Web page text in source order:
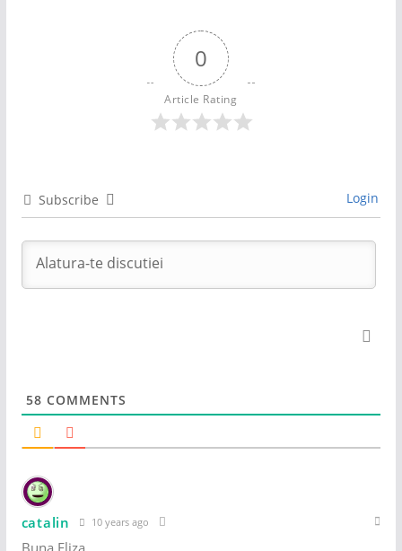
0
Article Rating
Subscribe Login
58 COMMENTS
catalin 10 years ago
Buna Eliza,